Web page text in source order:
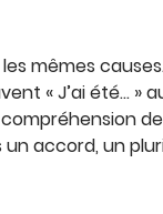
mêmes
« J’ai été… »
accord, un